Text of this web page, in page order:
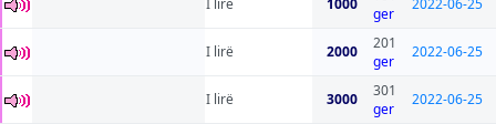
I lirë 1000
ger
2022-06-25
I lirë 2000
201
ger
2022-06-25
I lirë 3000
301
ger
2022-06-25